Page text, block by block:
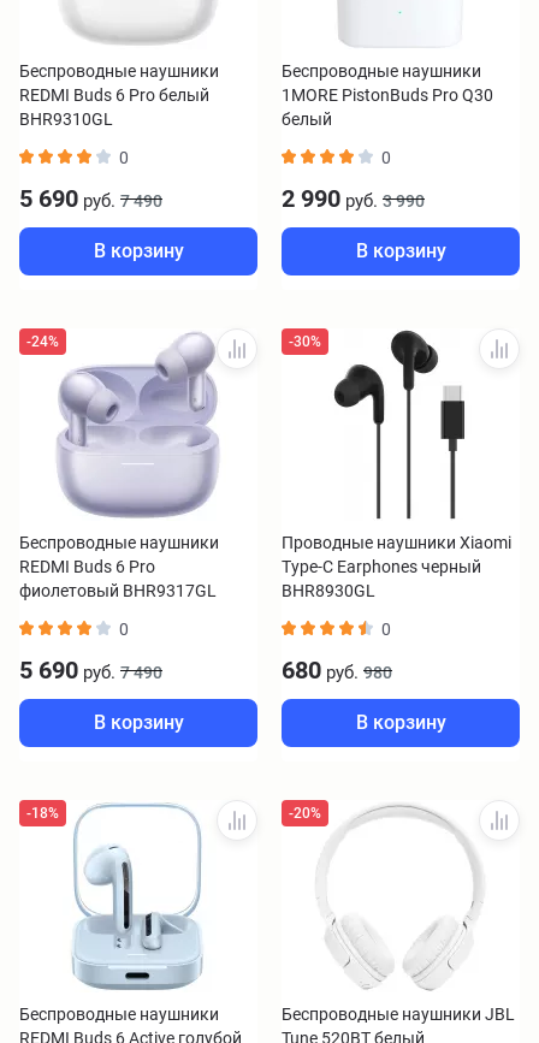
Беспроводные наушники
REDMI Buds 6 Pro белый
BHR9310GL
0
5 690 руб. 7 490
В корзину
Беспроводные наушники
1MORE PistonBuds Pro Q30
белый
0
2 990 руб. 3 990
В корзину
-24%
Беспроводные наушники
REDMI Buds 6 Pro
фиолетовый BHR9317GL
0
5 690 руб. 7 490
В корзину
-30%
Проводные наушники Xiaomi
Type-C Earphones черный
BHR8930GL
0
680 руб. 980
В корзину
-18%
Беспроводные наушники
REDMI Buds 6 Active голубой
-20%
Беспроводные наушники JBL
Tune 520BT белый